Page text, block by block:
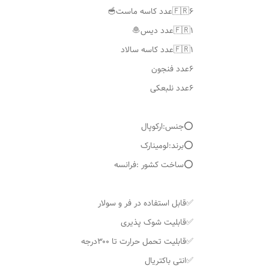
۶عدد فنجون
۶عدد نلبعکی
⭕️جنس:ارکوپال
⭕️برند:لومینارک
⭕️ساخت کشور :فرانسه
✅قابل استفاده در فر و سولار
✅قابلیت شوک پذیری
✅قابلیت تحمل حرارت تا ۳۰۰درجه
✅انتی باکتریال